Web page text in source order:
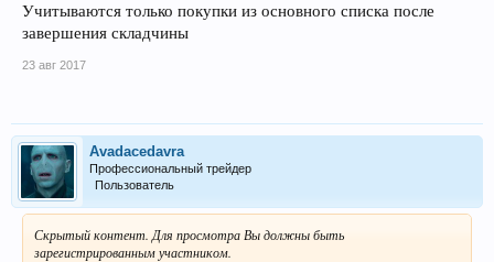
Учитываются только покупки из основного списка после
завершения складчины
23 авг 2017
Avadacedavra
Профессиональный трейдер
Пользователь
Скрытый контент. Для просмотра Вы должны быть
зарегистрированным участником.